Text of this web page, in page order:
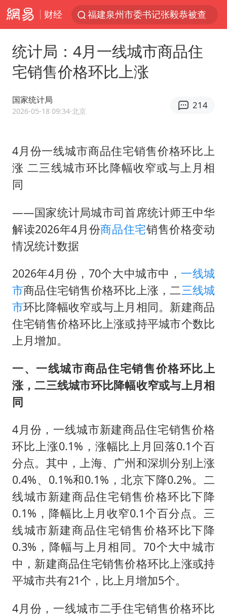
财经
福建泉州市委书记张毅恭被查
向鹏0-3不敌张本智和
“新疆阿勒泰八月能滑雪”不实
“立秋的第一杯奶茶”又爆单了
陈幸同晋级WTT横滨冠军赛8强
超颖电子拟投资20.86亿建设新项目
山东一元代青花杯离奇失踪
宇树科技中一签需缴款7.54万元
两名乘客在飞机上因调节座椅起冲突
山东潍坊发布大风黄色预警
夯实基础开新局
统计局：4月一线城市商品住
宅销售价格环比上涨
国家统计局
2026-05-18 09:34·北京
214
4月份一线城市商品住宅销售价格环比上
涨 二三线城市环比降幅收窄或与上月相
同
——国家统计局城市司首席统计师王中华
解读2026年4月份商品住宅销售价格变动
情况统计数据
2026年4月份，70个大中城市中， 一线城
市商品住宅销售价格环比上涨，二三线城
市环比降幅收窄或与上月相同。新建商品
住宅销售价格环比上涨或持平城市个数比
上月增加。
一、一线城市商品住宅销售价格环比上
涨，二三线城市环比降幅收窄或与上月相
同
4月份，一线城市新建商品住宅销售价格
环比上涨0.1%，涨幅比上月回落0.1个百
分点。其中，上海、广州和深圳分别上涨
0.4%、0.1%和0.1%，北京下降0.2%。二
线城市新建商品住宅销售价格环比下降
0.1%，降幅比上月收窄0.1个百分点。三
线城市新建商品住宅销售价格环比下降
0.3%，降幅与上月相同。70个大中城市
中，新建商品住宅销售价格环比上涨或持
平城市共有21个，比上月增加5个。
4月份，一线城市二手住宅销售价格环比